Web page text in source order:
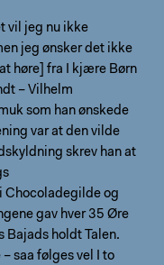
vil jeg nu ikke
jeg ønsker det ikke
høre] fra I kjære Børn
– Vilhelm
som han ønskede
var at den vilde
skrev han at
Chocoladegilde og
gav hver 35 Øre
Bajads holdt Talen.
saa følges vel I to